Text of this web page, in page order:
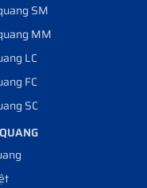
SM
MM
LC
FC
SC